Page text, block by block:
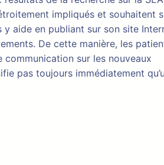
impliqués et souhaitent
aide en publiant sur son site
De cette manière, les
sur les nouveaux
pas toujours immédiatement